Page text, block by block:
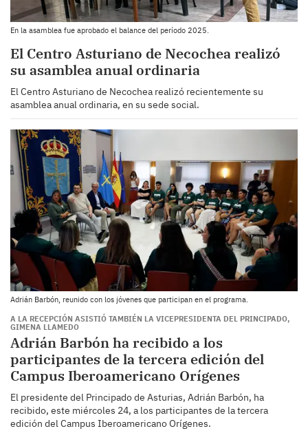
En la asamblea fue aprobado el balance del período 2025.
El Centro Asturiano de Necochea realizó
su asamblea anual ordinaria
El Centro Asturiano de Necochea realizó recientemente su
asamblea anual ordinaria, en su sede social.
Adrián Barbón, reunido con los jóvenes que participan en el programa.
A LA RECEPCIÓN ASISTIÓ TAMBIÉN LA VICEPRESIDENTA DEL PRINCIPADO,
GIMENA LLAMEDO
Adrián Barbón ha recibido a los
participantes de la tercera edición del
Campus Iberoamericano Orígenes
El presidente del Principado de Asturias, Adrián Barbón, ha
recibido, este miércoles 24, a los participantes de la tercera
edición del Campus Iberoamericano Orígenes.